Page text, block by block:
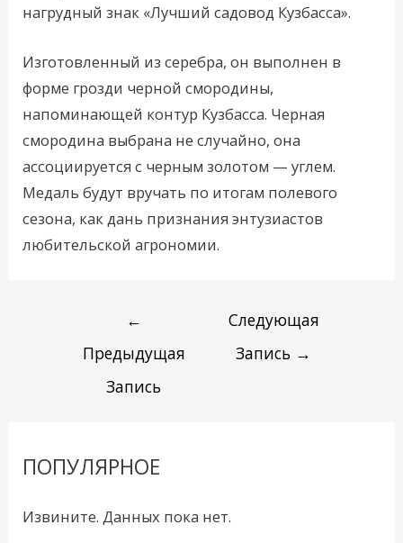
нагрудный знак «Лучший садовод Кузбасса».
Изготовленный из серебра, он выполнен в
форме грозди черной смородины,
напоминающей контур Кузбасса. Черная
смородина выбрана не случайно, она
ассоциируется с черным золотом — углем.
Медаль будут вручать по итогам полевого
сезона, как дань признания энтузиастов
любительской агрономии.
←
Предыдущая
Запись
Следующая
Запись →
ПОПУЛЯРНОЕ
Извините. Данных пока нет.